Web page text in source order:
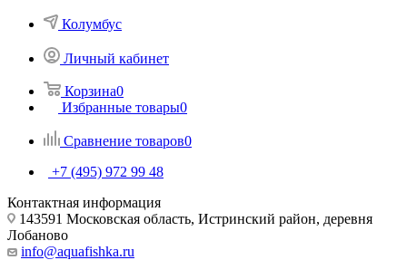
Колумбус
Личный кабинет
Корзина0
Избранные товары0
Сравнение товаров0
+7 (495) 972 99 48
Контактная информация
143591 Московская область, Истринский район, деревня
Лобаново
info@aquafishka.ru